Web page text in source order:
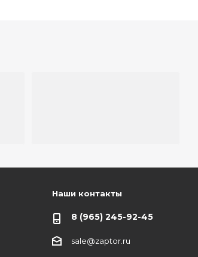
Наши контакты
8 (965) 245-92-45
sale@zaptor.ru